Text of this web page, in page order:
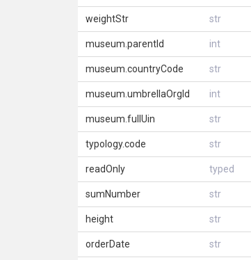
weightStr str
museum.parentId int
museum.countryCode str
museum.umbrellaOrgId int
museum.fullUin str
typology.code str
readOnly typed
sumNumber str
height str
orderDate str